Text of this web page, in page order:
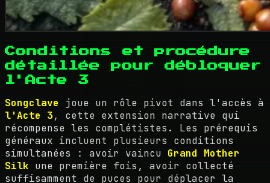
Conditions et procédure
détaillée pour débloquer
l'Acte 3
Songclave joue un rôle pivot dans l'accès à
l'Acte 3, cette extension narrative qui
récompense les complétistes. Les prérequis
généraux incluent plusieurs conditions
simultanées : avoir vaincu Grand Mother
Silk une première fois, avoir collecté
suffisamment de puces pour déplacer la